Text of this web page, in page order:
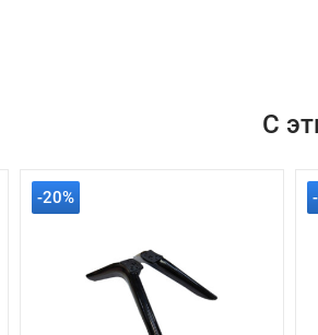
С
-20%